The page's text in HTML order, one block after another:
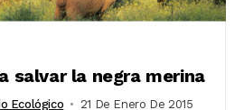
salvar la negra merina
Ecológico 21 De Enero De 2015